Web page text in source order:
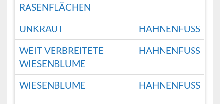
RASENFLÄCHEN
UNKRAUT
HAHNENFUSS
WEIT VERBREITETE
WIESENBLUME
HAHNENFUSS
WIESENBLUME
HAHNENFUSS